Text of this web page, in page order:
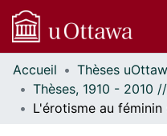
Communautés
et collections
Parcourir
Accueil